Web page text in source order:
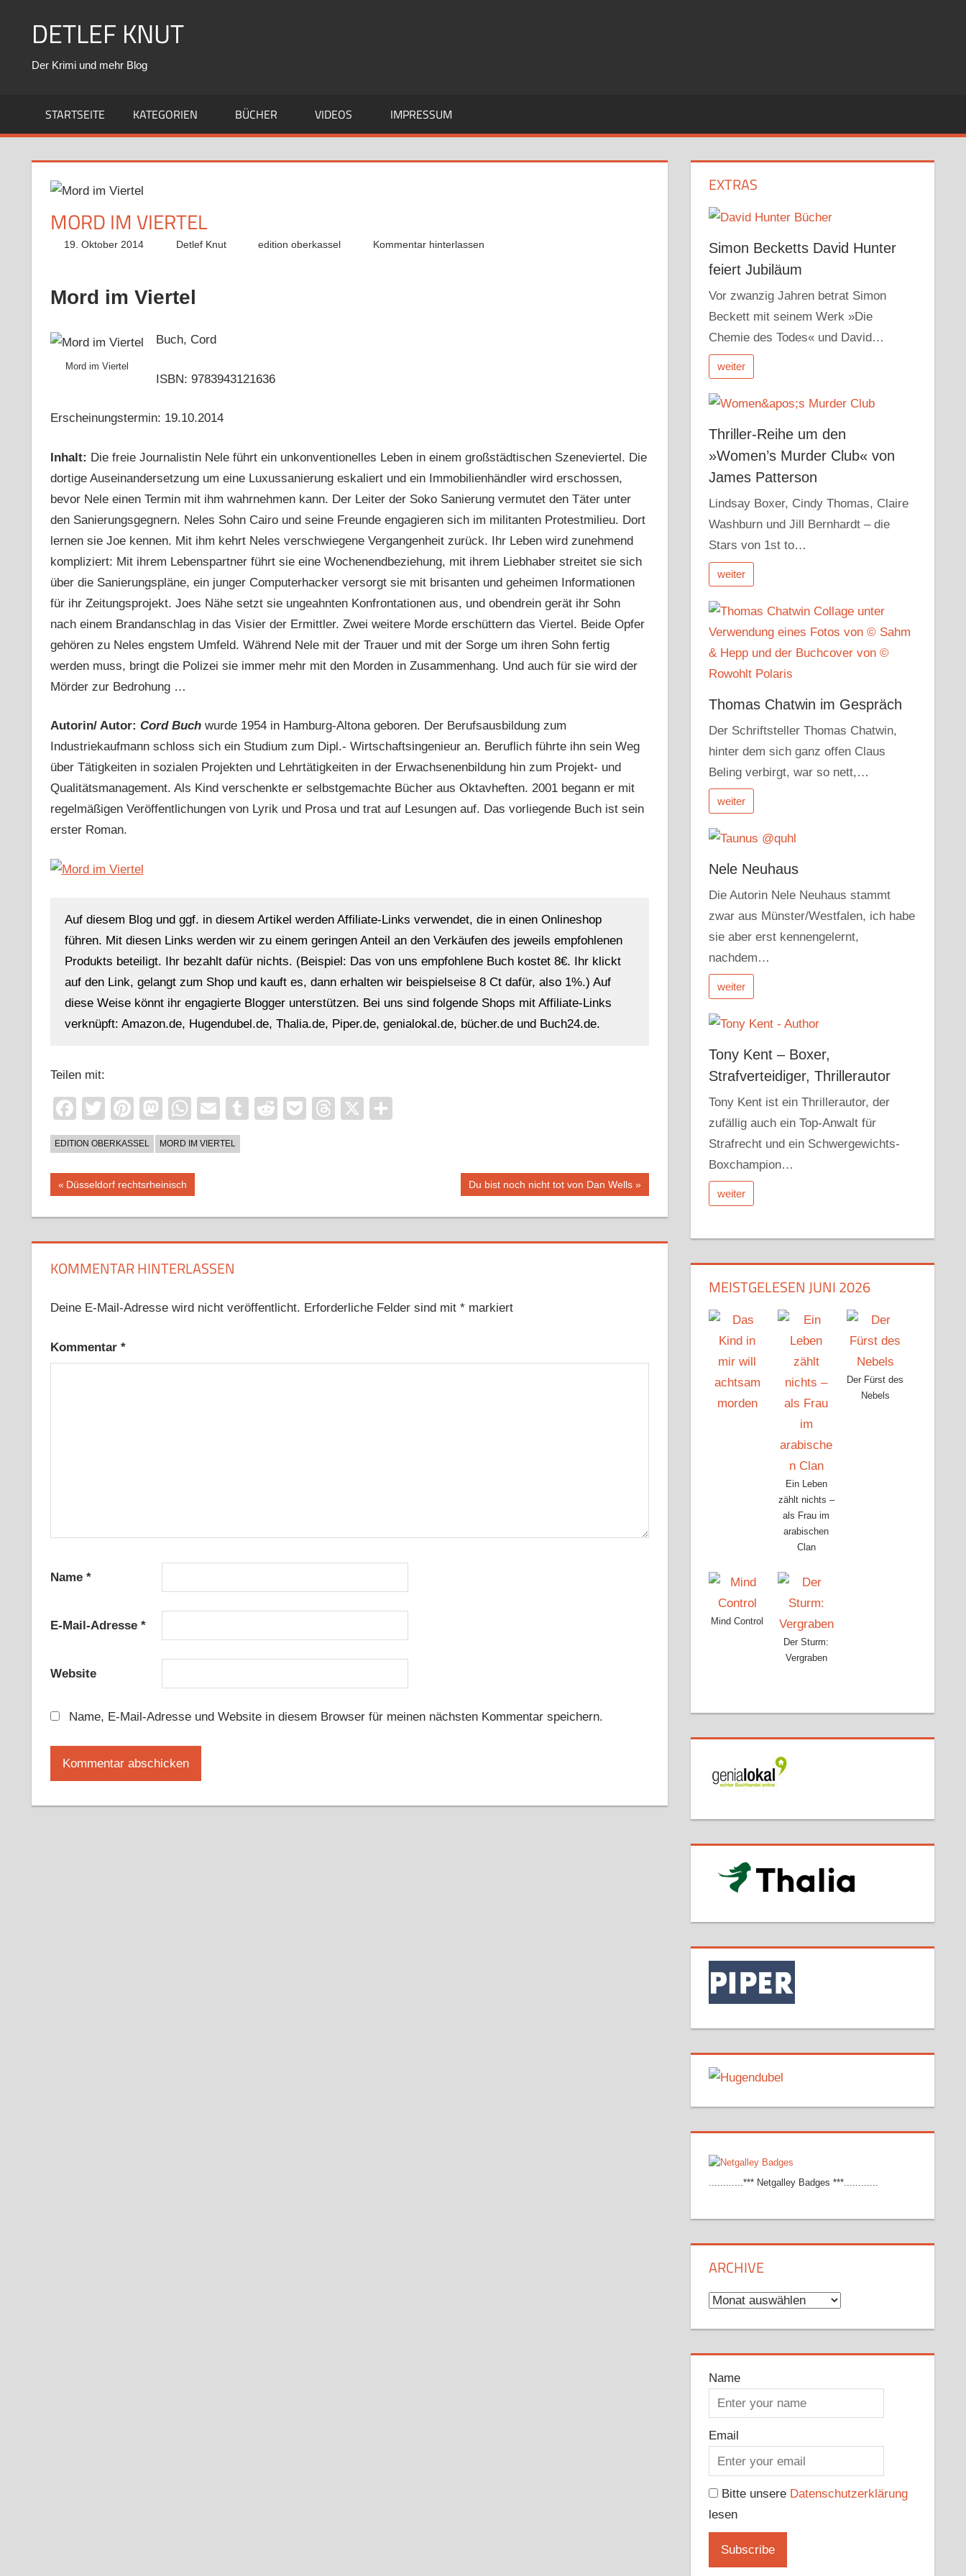
DETLEF KNUT
Der Krimi und mehr Blog
STARTSEITE KATEGORIEN BÜCHER VIDEOS IMPRESSUM
MORD IM VIERTEL
19. Oktober 2014 Detlef Knut edition oberkassel Kommentar hinterlassen
Mord im Viertel
Mord im Viertel
Buch, Cord
ISBN: 9783943121636
Erscheinungstermin: 19.10.2014
Inhalt: Die freie Journalistin Nele führt ein unkonventionelles Leben in einem großstädtischen Szeneviertel. Die
dortige Auseinandersetzung um eine Luxussanierung eskaliert und ein Immobilienhändler wird erschossen,
bevor Nele einen Termin mit ihm wahrnehmen kann. Der Leiter der Soko Sanierung vermutet den Täter unter
den Sanierungsgegnern. Neles Sohn Cairo und seine Freunde engagieren sich im militanten Protestmilieu. Dort
lernen sie Joe kennen. Mit ihm kehrt Neles verschwiegene Vergangenheit zurück. Ihr Leben wird zunehmend
kompliziert: Mit ihrem Lebenspartner führt sie eine Wochenendbeziehung, mit ihrem Liebhaber streitet sie sich
über die Sanierungspläne, ein junger Computerhacker versorgt sie mit brisanten und geheimen Informationen
für ihr Zeitungsprojekt. Joes Nähe setzt sie ungeahnten Konfrontationen aus, und obendrein gerät ihr Sohn
nach einem Brandanschlag in das Visier der Ermittler. Zwei weitere Morde erschüttern das Viertel. Beide Opfer
gehören zu Neles engstem Umfeld. Während Nele mit der Trauer und mit der Sorge um ihren Sohn fertig
werden muss, bringt die Polizei sie immer mehr mit den Morden in Zusammenhang. Und auch für sie wird der
Mörder zur Bedrohung …
Autorin/ Autor: Cord Buchwurde 1954 in Hamburg-Altona geboren. Der Berufsausbildung zum
Industriekaufmann schloss sich ein Studium zum Dipl.- Wirtschaftsingenieur an. Beruflich führte ihn sein Weg
über Tätigkeiten in sozialen Projekten und Lehrtätigkeiten in der Erwachsenenbildung hin zum Projekt- und
Qualitätsmanagement. Als Kind verschenkte er selbstgemachte Bücher aus Oktavheften. 2001 begann er mit
regelmäßigen Veröffentlichungen von Lyrik und Prosa und trat auf Lesungen auf. Das vorliegende Buch ist sein
erster Roman.
Auf diesem Blog und ggf. in diesem Artikel werden Affiliate-Links verwendet, die in einen Onlineshop
führen. Mit diesen Links werden wir zu einem geringen Anteil an den Verkäufen des jeweils empfohlenen
Produkts beteiligt. Ihr bezahlt dafür nichts. (Beispiel: Das von uns empfohlene Buch kostet 8€. Ihr klickt
auf den Link, gelangt zum Shop und kauft es, dann erhalten wir beispielseise 8 Ct dafür, also 1%.) Auf
diese Weise könnt ihr engagierte Blogger unterstützen. Bei uns sind folgende Shops mit Affiliate-Links
verknüpft: Amazon.de, Hugendubel.de, Thalia.de, Piper.de, genialokal.de, bücher.de und Buch24.de.
Teilen mit:
Facebook
TwitterPinterest
Mastodon
WhatsApp
EmailTumblr
RedditPocketThreads
X
EDITION OBERKASSEL MORD IM VIERTEL
Beitragsnavigation
Vorheriger
Düsseldorf rechtsrheinisch
Nächster
Du bist noch nicht tot von Dan Wells
KOMMENTAR HINTERLASSEN
Deine E-Mail-Adresse wird nicht veröffentlicht. Erforderliche Felder sind mit *markiert
Kommentar *
Name *
E-Mail-Adresse *
Website
Name, E-Mail-Adresse und Website in diesem Browser für meinen nächsten Kommentar speichern.
EXTRAS
Simon Becketts David Hunter
feiert Jubiläum
Vor zwanzig Jahren betrat Simon
Beckett mit seinem Werk »Die
Chemie des Todes« und David…
weiter
Thriller-Reihe um den
»Women’s Murder Club« von
James Patterson
Lindsay Boxer, Cindy Thomas, Claire
Washburn und Jill Bernhardt – die
Stars von 1st to…
weiter
Thomas Chatwin im Gespräch
Der Schriftsteller Thomas Chatwin,
hinter dem sich ganz offen Claus
Beling verbirgt, war so nett,…
weiter
Nele Neuhaus
Die Autorin Nele Neuhaus stammt
zwar aus Münster/Westfalen, ich habe
sie aber erst kennengelernt,
nachdem…
weiter
Tony Kent – Boxer,
Strafverteidiger, Thrillerautor
Tony Kent ist ein Thrillerautor, der
zufällig auch ein Top-Anwalt für
Strafrecht und ein Schwergewichts-
Boxchampion…
weiter
MEISTGELESEN JUNI 2026
Ein Leben
zählt nichts –
als Frau im
arabischen
Clan
Der Fürst des
Nebels
Mind Control
Der Sturm:
Vergraben
............*** Netgalley Badges ***............
ARCHIVE
Archive
Name
Email
Bitte unsere Datenschutzerklärung
lesen